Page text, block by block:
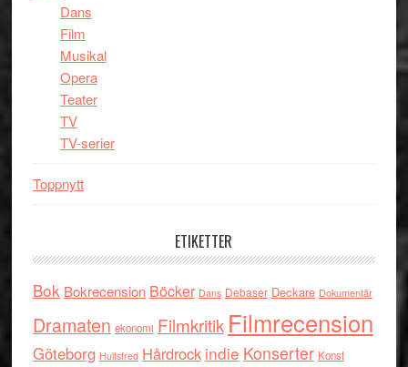
Dans
Film
Musikal
Opera
Teater
TV
TV-serier
Toppnytt
ETIKETTER
Bok Bokrecension Böcker Dans Debaser Deckare Dokumentär
Dramaten ekonomi Filmkritik Filmrecension
Göteborg Hultsfred Hårdrock indie Konserter Konst